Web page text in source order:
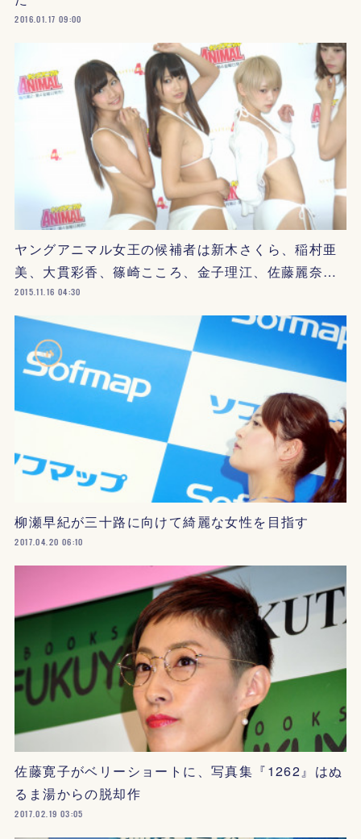
2016.01.17 09:00
ヤングアニマル女王の候補者は新木さくら、稲村亜
美、大貫彩香、篠崎こころ、金子理江、佐藤麗奈…
2015.11.16 04:30
柳瀬早紀が三十路に向けて綺麗な女性を目指す
2017.04.20 06:10
佐藤寛子がベリーショートに、写真集『1262』はぬ
るま湯からの脱却作
2017.02.19 03:05